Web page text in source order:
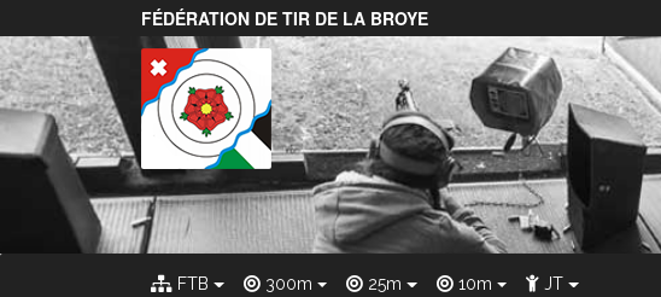
FÉDÉRATION DE TIR DE LA BROYE
FTB 300m 25m 10m JT